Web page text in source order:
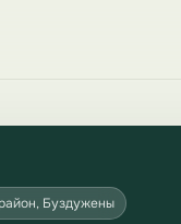
Буздужены